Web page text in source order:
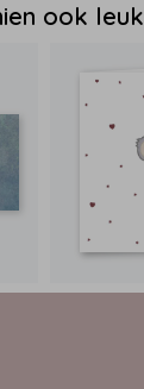
ook leuk